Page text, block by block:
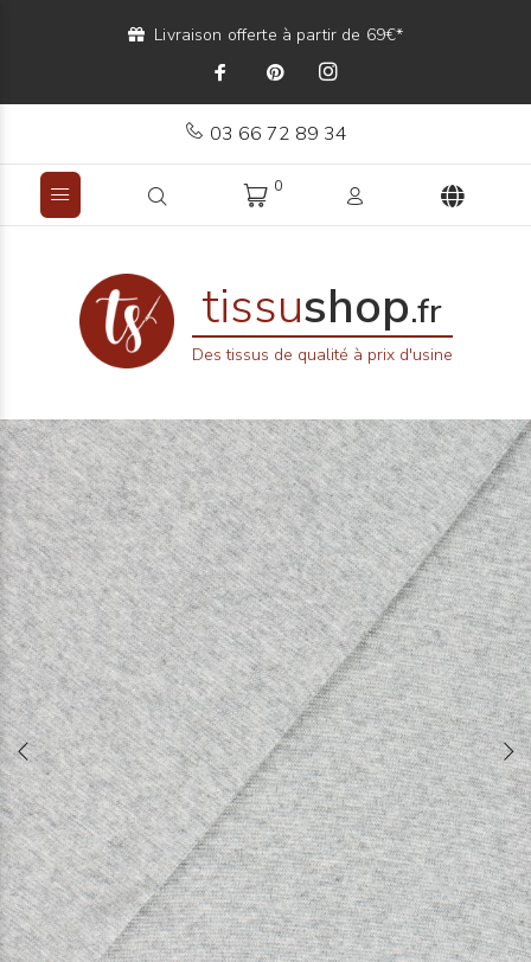
Livraison offerte à partir de 69€*
03 66 72 89 34
0
tissushop.fr
Des tissus de qualité à prix d'usine